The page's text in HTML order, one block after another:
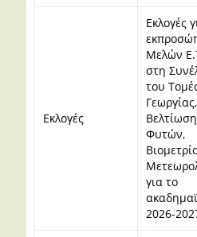
Εκλογές
Εκλογές
Μελών
στη
του
Γεωργίας,
Φυτών,
για το
2026-